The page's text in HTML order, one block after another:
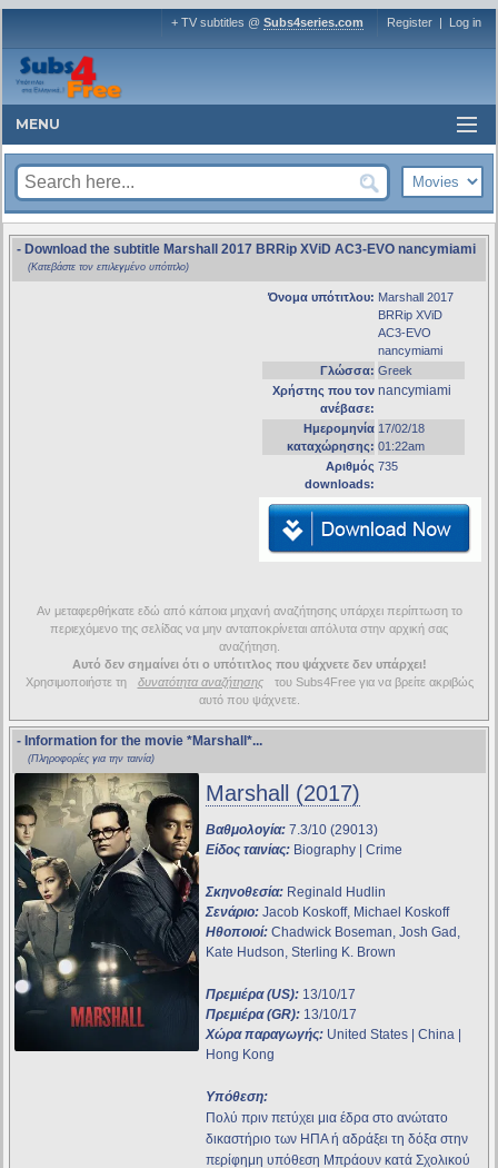
+ TV subtitles @ Subs4series.com Register | Log in
MENU
- Download the subtitle Marshall 2017 BRRip XViD AC3-EVO nancymiami
(Κατεβάστε τον επιλεγμένο υπότιτλο)
Όνομα υπότιτλου: Marshall 2017
BRRip XViD
AC3-EVO
nancymiami
Γλώσσα: Greek
Χρήστης που τον
ανέβασε:
nancymiami
Ημερομηνία
καταχώρησης:
17/02/18
01:22am
Αριθμός
downloads:
735
Αν μεταφερθήκατε εδώ από κάποια μηχανή αναζήτησης υπάρχει περίπτωση το
περιεχόμενο της σελίδας να μην ανταποκρίνεται απόλυτα στην αρχική σας
αναζήτηση.
Αυτό δεν σημαίνει ότι ο υπότιτλος που ψάχνετε δεν υπάρχει!
Χρησιμοποιήστε τη
δυνατότητα αναζήτησης
του Subs4Free για να βρείτε ακριβώς
αυτό που ψάχνετε.
- Information for the movie *Marshall*...
(Πληροφορίες για την ταινία)
Marshall (2017)
Βαθμολογία: 7.3/10 (29013)
Είδος ταινίας: Biography | Crime
Σκηνοθεσία: Reginald Hudlin
Σενάριο: Jacob Koskoff, Michael Koskoff
Ηθοποιοί: Chadwick Boseman, Josh Gad,
Kate Hudson, Sterling K. Brown
Πρεμιέρα (US): 13/10/17
Πρεμιέρα (GR): 13/10/17
Χώρα παραγωγής: United States | China |
Hong Kong
Υπόθεση:
Πολύ πριν πετύχει μια έδρα στο ανώτατο
δικαστήριο των ΗΠΑ ή αδράξει τη δόξα στην
περίφημη υπόθεση Μπράουν κατά Σχολικού